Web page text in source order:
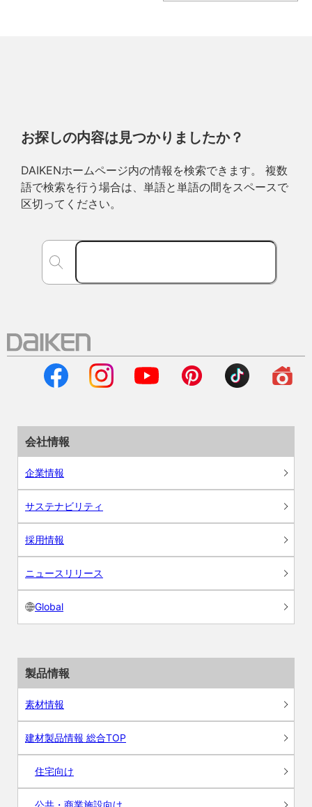
お探しの内容は見つかりましたか？
DAIKENホームページ内の情報を検索できます。 複数
語で検索を行う場合は、単語と単語の間をスペースで
区切ってください。
会社情報
企業情報
サステナビリティ
採用情報
ニュースリリース
Global
製品情報
素材情報
建材製品情報 総合TOP
住宅向け
公共・商業施設向け